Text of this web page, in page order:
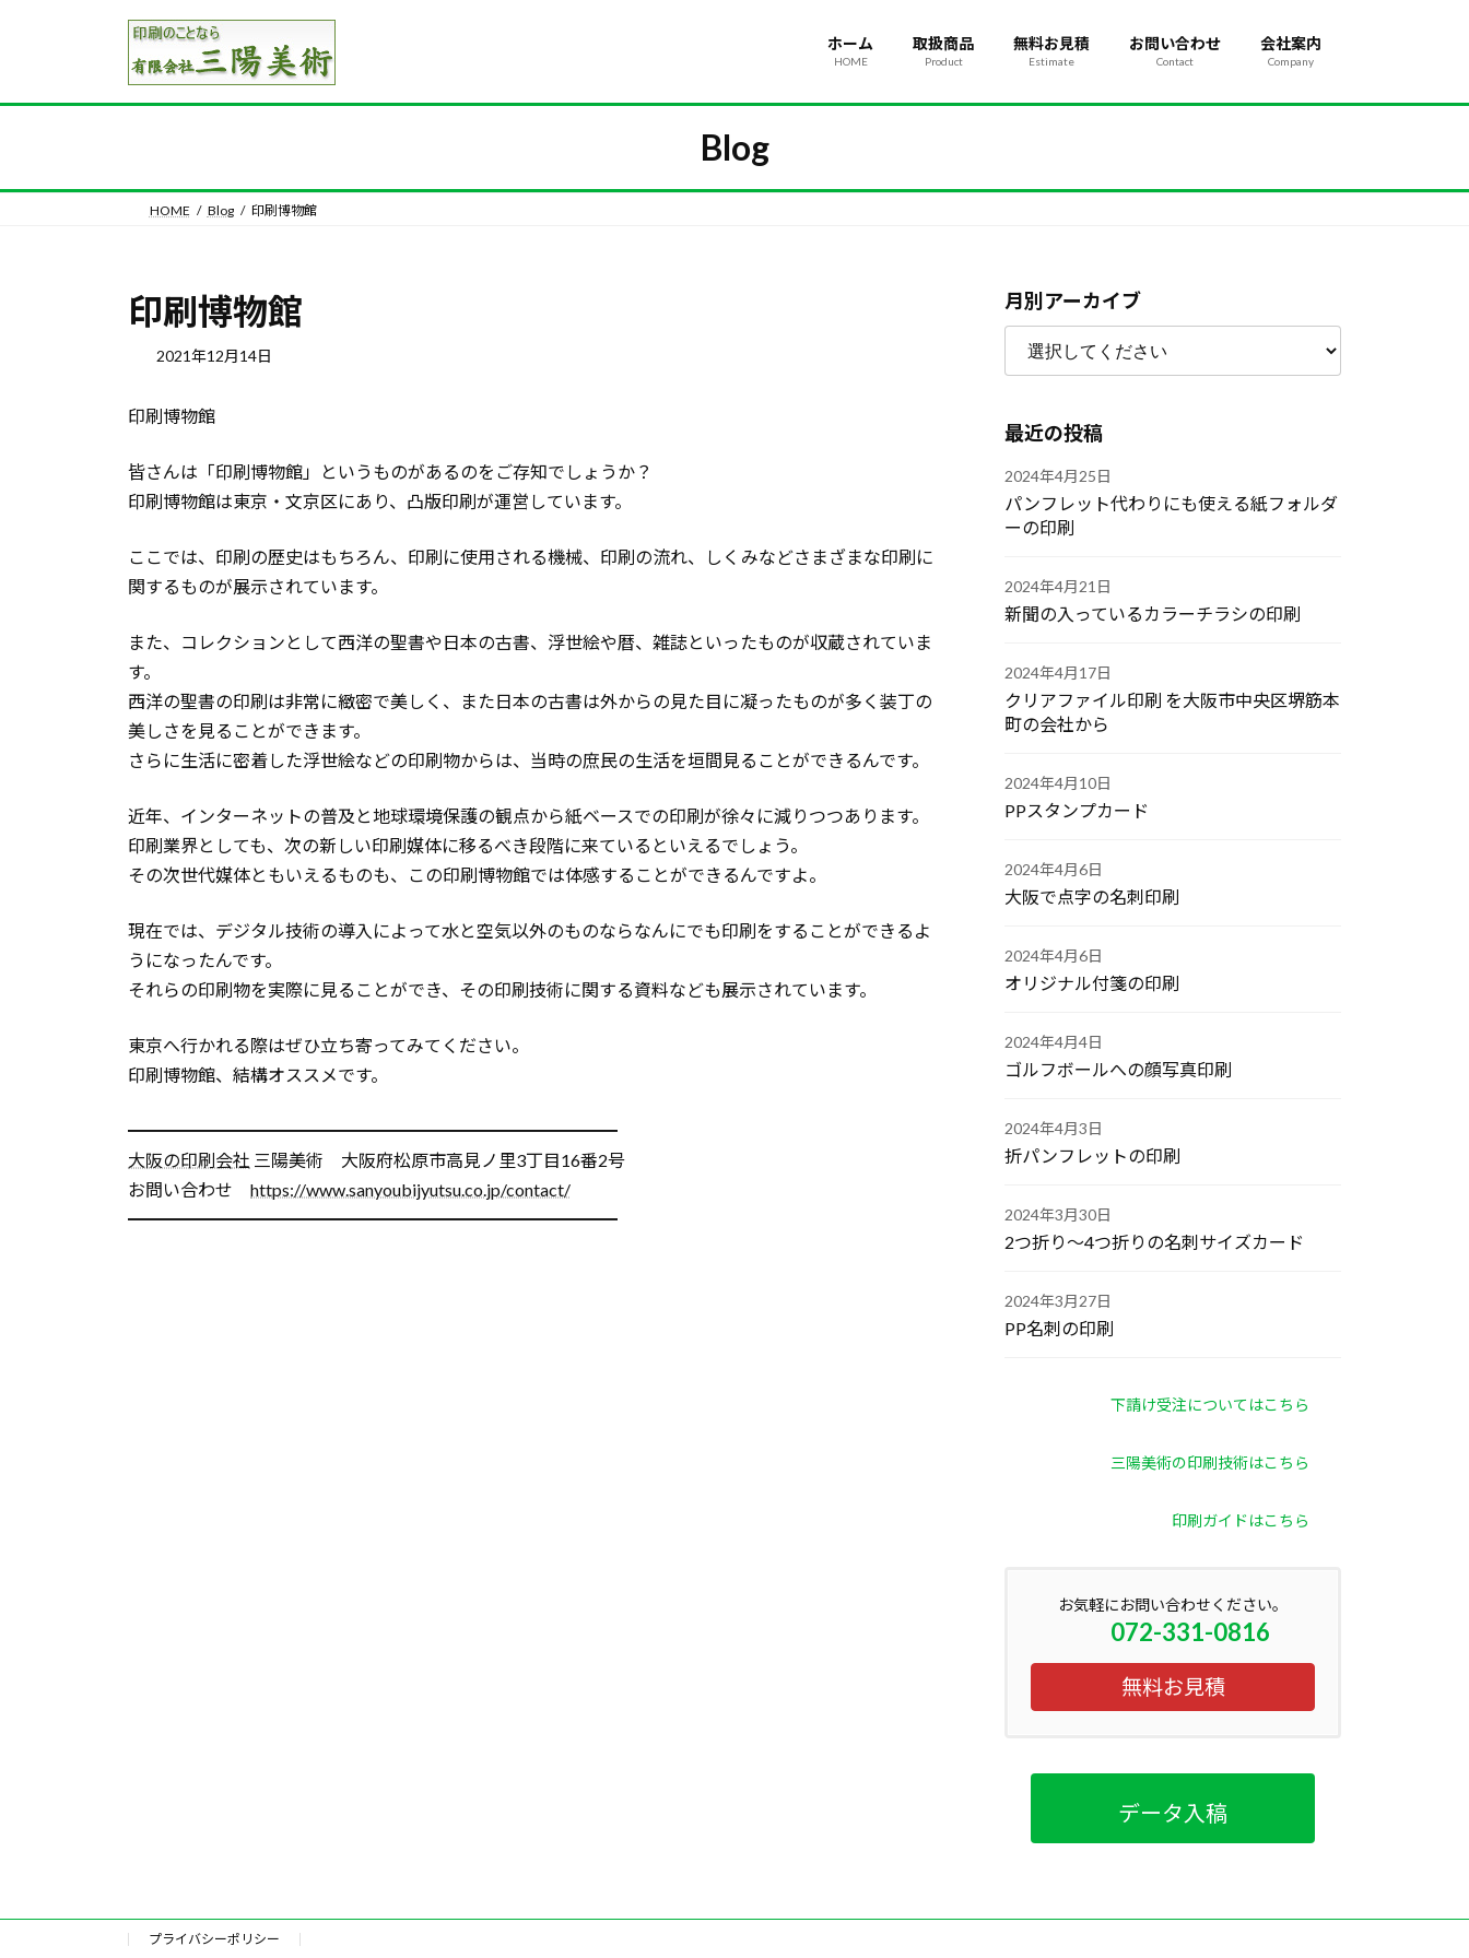
キ
に
ホーム
HOME
取扱商品
Product
無料お見積
Estimate
お問い合わせ
Contact
会社案内
Company
Blog
HOME Blog 印刷博物館
印刷博物館
2021年12月14日
印刷博物館
皆さんは「印刷博物館」というものがあるのをご存知でしょうか？
印刷博物館は東京・文京区にあり、凸版印刷が運営しています。
ここでは、印刷の歴史はもちろん、印刷に使用される機械、印刷の流れ、しくみなどさまざまな印刷に
関するものが展示されています。
また、コレクションとして西洋の聖書や日本の古書、浮世絵や暦、雑誌といったものが収蔵されていま
す。
西洋の聖書の印刷は非常に緻密で美しく、また日本の古書は外からの見た目に凝ったものが多く装丁の
美しさを見ることができます。
さらに生活に密着した浮世絵などの印刷物からは、当時の庶民の生活を垣間見ることができるんです。
近年、インターネットの普及と地球環境保護の観点から紙ベースでの印刷が徐々に減りつつあります。
印刷業界としても、次の新しい印刷媒体に移るべき段階に来ているといえるでしょう。
その次世代媒体ともいえるものも、この印刷博物館では体感することができるんですよ。
現在では、デジタル技術の導入によって水と空気以外のものならなんにでも印刷をすることができるよ
うになったんです。
それらの印刷物を実際に見ることができ、その印刷技術に関する資料なども展示されています。
東京へ行かれる際はぜひ立ち寄ってみてください。
印刷博物館、結構オススメです。
━━━━━━━━━━━━━━━━━━━━━━━━━━━━
大阪の印刷会社 三陽美術 大阪府松原市高見ノ里3丁目16番2号
お問い合わせ https://www.sanyoubijyutsu.co.jp/contact/
━━━━━━━━━━━━━━━━━━━━━━━━━━━━
月別アーカイブ
最近の投稿
2024年4月25日
パンフレット代わりにも使える紙フォルダ
ーの印刷
2024年4月21日
新聞の入っているカラーチラシの印刷
2024年4月17日
クリアファイル印刷 を大阪市中央区堺筋本
町の会社から
2024年4月10日
PPスタンプカード
2024年4月6日
大阪で点字の名刺印刷
2024年4月6日
オリジナル付箋の印刷
2024年4月4日
ゴルフボールへの顔写真印刷
2024年4月3日
折パンフレットの印刷
2024年3月30日
2つ折り～4つ折りの名刺サイズカード
2024年3月27日
PP名刺の印刷
下請け受注についてはこちら
三陽美術の印刷技術はこちら
印刷ガイドはこちら
お気軽にお問い合わせください。
072-331-0816
無料お見積
データ入稿
プライバシーポリシー